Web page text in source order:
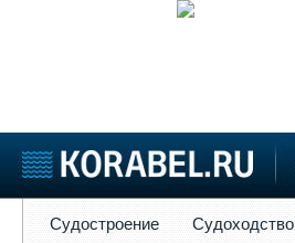
Судостроение Судоходство